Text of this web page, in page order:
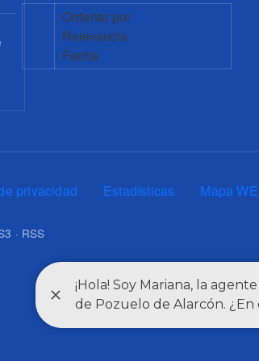
Ordenar por
Relevancia
Fecha
privacidad Estadísticas Mapa
· RSS